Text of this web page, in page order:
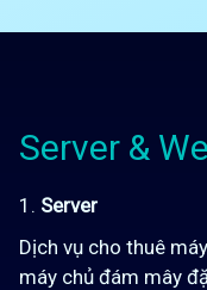
Server &
1. Server
Dịch vụ cho thuê
máy chủ đám mây